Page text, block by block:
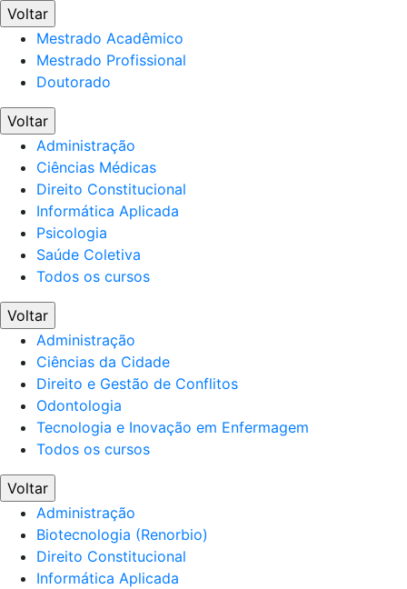
Voltar
Mestrado Acadêmico
Mestrado Profissional
Doutorado
Voltar
Administração
Ciências Médicas
Direito Constitucional
Informática Aplicada
Psicologia
Saúde Coletiva
Todos os cursos
Voltar
Administração
Ciências da Cidade
Direito e Gestão de Conflitos
Odontologia
Tecnologia e Inovação em Enfermagem
Todos os cursos
Voltar
Administração
Biotecnologia (Renorbio)
Direito Constitucional
Informática Aplicada